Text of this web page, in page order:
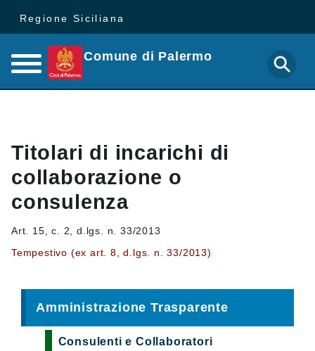
Regione Siciliana
Comune di Palermo
Titolari di incarichi di
collaborazione o
consulenza
Art. 15, c. 2, d.lgs. n. 33/2013
Tempestivo (ex art. 8, d.lgs. n. 33/2013)
Amministrazione Trasparente
Consulenti e Collaboratori